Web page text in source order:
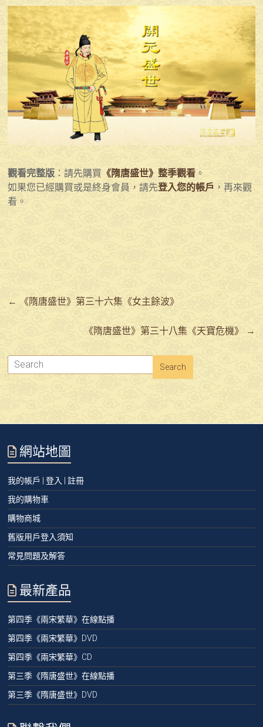
觀看完整版 ：請先購買 《隋唐盛世》整季觀看 。
如果您已經購買或是終身會員，請先登入您的帳戶 ，再來觀
看。
← 《隋唐盛世》第三十六集《女主餘波》
《隋唐盛世》第三十八集《天寶危機》 →
網站地圖
我的帳戶 | 登入 | 註冊
我的購物車
購物商城
舊版用戶登入須知
常見問題及解答
最新產品
第四季《兩宋繁華》在線點播
第四季《兩宋繁華》DVD
第四季《兩宋繁華》CD
第三季《隋唐盛世》在線點播
第三季《隋唐盛世》DVD